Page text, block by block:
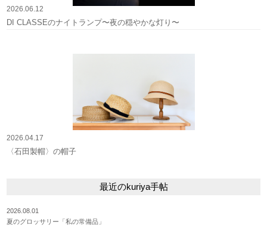
2026.06.12
DI CLASSEのナイトランプ〜夜の穏やかな灯り〜
2026.04.17
〈石田製帽〉の帽子
最近のkuriya手帖
2026.08.01
夏のグロッサリー「私の常備品」